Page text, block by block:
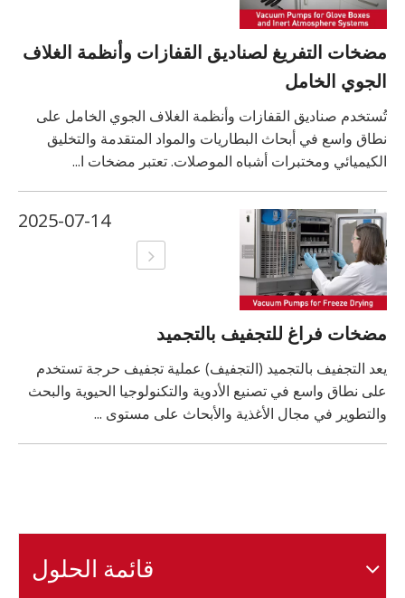
مضخات التفريغ لصناديق القفازات وأنظمة الغلاف
الجوي الخامل
تُستخدم صناديق القفازات وأنظمة الغلاف الجوي الخامل على
نطاق واسع في أبحاث البطاريات والمواد المتقدمة والتخليق
الكيميائي ومختبرات أشباه الموصلات. تعتبر مضخات ا...
2025-07-14
مضخات فراغ للتجفيف بالتجميد
يعد التجفيف بالتجميد (التجفيف) عملية تجفيف حرجة تستخدم
على نطاق واسع في تصنيع الأدوية والتكنولوجيا الحيوية والبحث
والتطوير في مجال الأغذية والأبحاث على مستوى ...
قائمة الحلول